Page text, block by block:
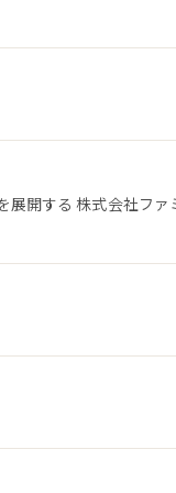
展開する 株式会社フ